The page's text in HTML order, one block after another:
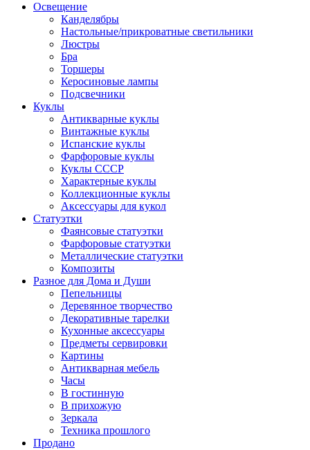
Освещение
Канделябры
Настольные/прикроватные светильники
Люстры
Бра
Торшеры
Керосиновые лампы
Подсвечники
Куклы
Антикварные куклы
Винтажные куклы
Испанские куклы
Фарфоровые куклы
Куклы СССР
Характерные куклы
Коллекционные куклы
Аксессуары для кукол
Статуэтки
Фаянсовые статуэтки
Фарфоровые статуэтки
Металлические статуэтки
Композиты
Разное для Дома и Души
Пепельницы
Деревянное творчество
Декоративные тарелки
Кухонные аксессуары
Предметы сервировки
Картины
Антикварная мебель
Часы
В гостинную
В прихожую
Зеркала
Техника прошлого
Продано